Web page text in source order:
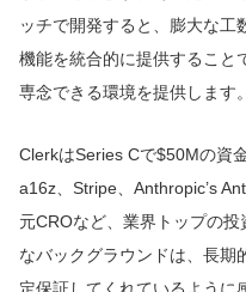
ッチで開発すると、膨大な工
機能を統合的に提供すること
専念できる環境を提供します。
ClerkはSeries Cで$50Mの資
a16z、Stripe、Anthropic’s
元CROなど、業界トップの
なバックグラウンドは、長期